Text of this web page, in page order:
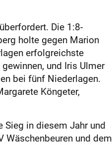
Die 1:8-
holte gegen Marion
erfolgreichste
und Iris Ulmer
bei fünf Niederlagen.
Köngeter,
Sieg in diesem Jahr und
Wäschenbeuren und dem